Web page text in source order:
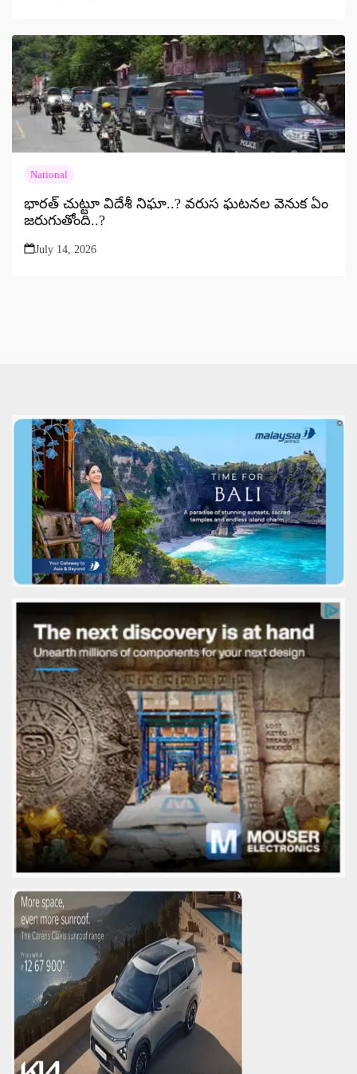
National
భారత్‌ చుట్టూ విదేశీ నిఘా..? వరుస ఘటనల వెనుక ఏం
జరుగుతోంది..?
July 14, 2026